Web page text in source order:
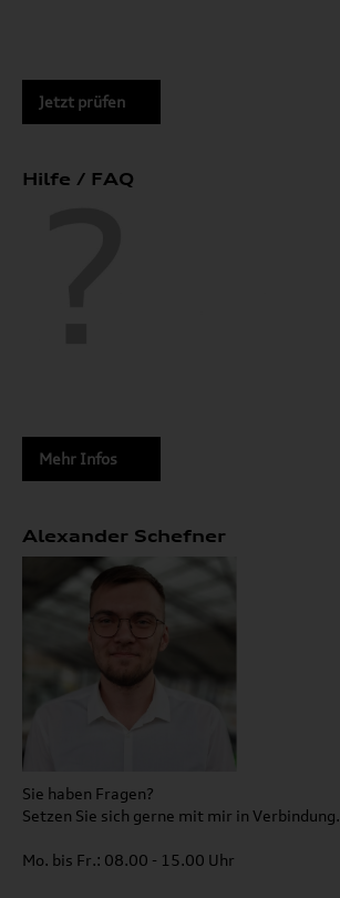
Jetzt prüfen
Hilfe / FAQ
Mehr Infos
Alexander Schefner
Sie haben Fragen?
Setzen Sie sich gerne mit mir in Verbindung.
Mo. bis Fr.: 08.00 - 15.00 Uhr